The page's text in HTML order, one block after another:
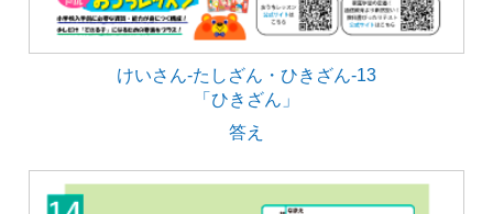
けいさん-たしざん・ひきざん-13
「ひきざん」
答え